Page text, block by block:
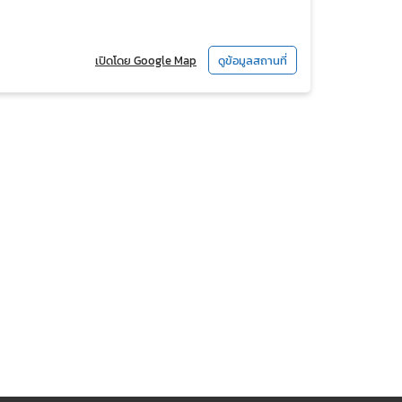
เปิดโดย Google Map ดูข้อมูลสถานที่